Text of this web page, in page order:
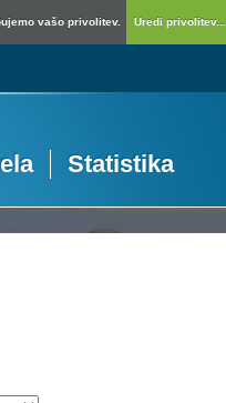
vašo privolitev. Uredi privolitev...
Statistika